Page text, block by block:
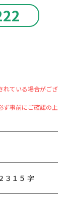
れている場合がござ
ず事前にご確認の上
３１５ 字